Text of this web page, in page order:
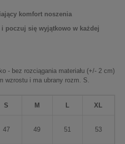
komfort noszenia
poczuj się wyjątkowo w każdej
- bez rozciągania materiału (+/- 2 cm)
wzrostu i ma ubrany rozm. S.
S M L XL
47 49 51 53